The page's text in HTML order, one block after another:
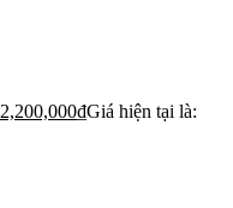
2,200,000₫Giá hiện tại là: